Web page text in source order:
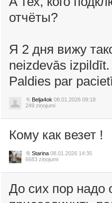
отчёты?
Я 2 дня вижу
neizdevās
Paldies par
Belja4ok 08.01.2026 09:18
249 ziņojumi
Кому как везет !
Starina 08.01.2026 14:35
6683 ziņojumi
До сих пор надо